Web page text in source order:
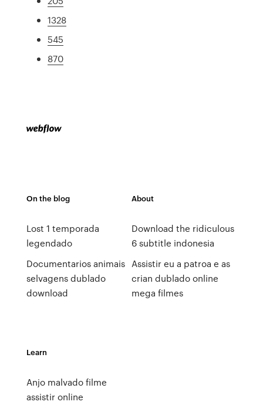
1328
545
870
On the blog
Lost 1 temporada
legendado
Documentarios animais
selvagens dublado
download
About
Download the ridiculous
6 subtitle indonesia
Assistir eu a patroa e as
crian dublado online
mega filmes
Learn
Anjo malvado filme
assistir online